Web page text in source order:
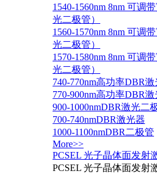
1540-1560nm 8nm 可调
光二极管）
1560-1570nm 8nm 可调
光二极管）
1570-1580nm 8nm 可调
光二极管）
740-770nm高功率DBR
770-900nm高功率DBR激
900-1000nmDBR激光二
700-740nmDBR激光器
1000-1100nmDBR二极管
More>>
PCSEL 光子晶体面发射
PCSEL 光子晶体面发射